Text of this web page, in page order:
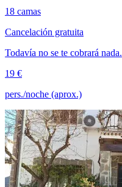
18 camas
Cancelación gratuita
Todavía no se te cobrará nada.
19 €
pers./noche (aprox.)